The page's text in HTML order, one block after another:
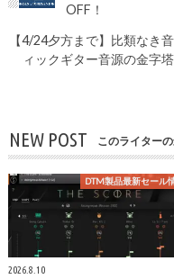
OFF！
【4/24夕方まで】比類なき
ィックギター音源の金字
NEW POST このライター
DTM製品最新セール
2026.8.10